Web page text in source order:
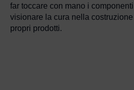
far toccare con mano i
visionare la cura nella
propri prodotti.